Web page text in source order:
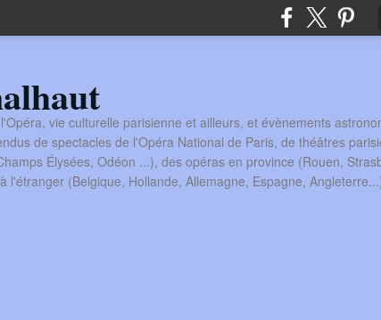
vie culturelle parisienne et ailleurs, et évènements
de spectacles de l'Opéra National de Paris, de théâtres
Élysées, Odéon ...), des opéras en province (Rouen,
l'étranger (Belgique, Hollande, Allemagne, Espagne,